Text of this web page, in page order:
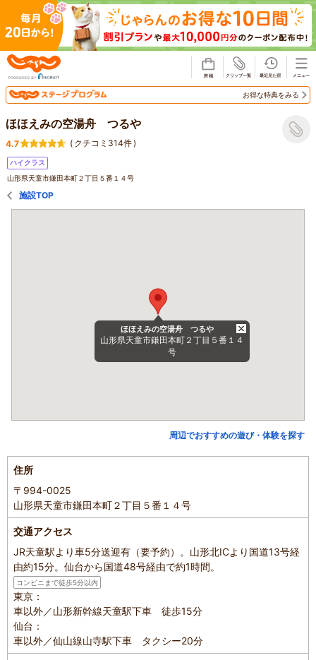
お得な特典をみる
ほほえみの空湯舟 つるや
4.7 ( クチコミ314件)
ハイクラス
山形県天童市鎌田本町２丁目５番１４号
施設TOP
ほほえみの空湯舟 つるや
山形県天童市鎌田本町２丁目５番１４
号
周辺でおすすめの遊び・体験を探す
住所
〒994-0025
山形県天童市鎌田本町２丁目５番１４号
交通アクセス
JR天童駅より車5分送迎有（要予約）。山形北ICより国道13号経
由約15分。仙台から国道48号経由で約1時間。
コンビニまで徒歩5分以内
東京：
車以外／山形新幹線天童駅下車 徒歩15分
仙台：
車以外／仙山線山寺駅下車 タクシー20分